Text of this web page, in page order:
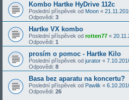
Kombo Hartke HyDrive 112c
Poslední příspěvek od Moon «
Odpovědi: 3
Hartke VX kombo
Poslední příspěvek od rotten77 «
Odpovědi: 1
prosím o pomoc - Hartke Kilo
Poslední příspěvek od jurator «
Odpovědi: 8
Basa bez aparatu na koncertu?
Poslední příspěvek od Pawlik «
Odpovědi: 26